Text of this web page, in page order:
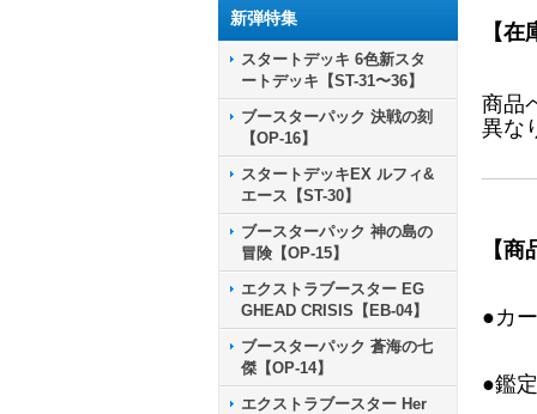
新弾特集
スタートデッキ 6色新スタ
ートデッキ【ST-31〜36】
ブースターパック 決戦の刻
【OP-16】
スタートデッキEX ルフィ&
エース【ST-30】
ブースターパック 神の島の
冒険【OP-15】
エクストラブースター EG
GHEAD CRISIS【EB-04】
ブースターパック 蒼海の七
傑【OP-14】
エクストラブースター Her
【
商品
異な
【
●カ
●鑑